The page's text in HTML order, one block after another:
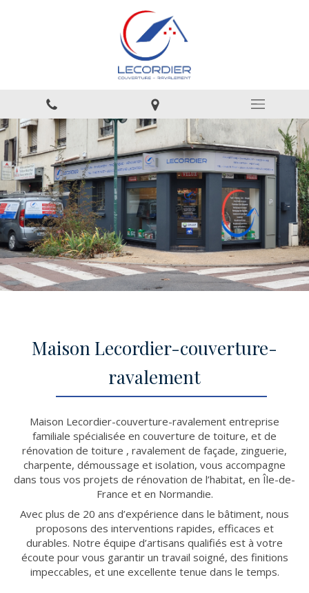
Maison Lecordier-couverture-
ravalement
Maison Lecordier-couverture-ravalement entreprise
familiale spécialisée en couverture de toiture, et de
rénovation de toiture , ravalement de façade, zinguerie,
charpente, démoussage et isolation, vous accompagne
dans tous vos projets de rénovation de l’habitat, en Île-de-
France et en Normandie.
Avec plus de 20 ans d’expérience dans le bâtiment, nous
proposons des interventions rapides, efficaces et
durables. Notre équipe d’artisans qualifiés est à votre
écoute pour vous garantir un travail soigné, des finitions
impeccables, et une excellente tenue dans le temps.